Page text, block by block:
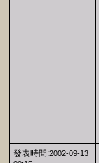
發表時間:2002-09-13